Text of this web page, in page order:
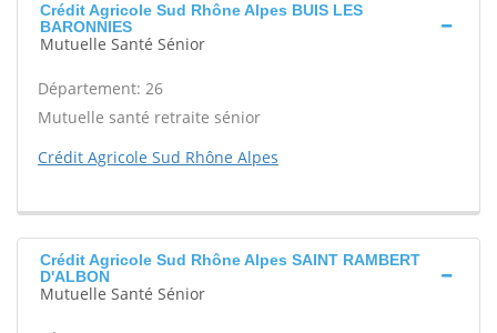
Crédit Agricole Sud Rhône Alpes BUIS LES
BARONNIES
Mutuelle Santé Sénior
Département: 26
Mutuelle santé retraite sénior
Crédit Agricole Sud Rhône Alpes
Crédit Agricole Sud Rhône Alpes SAINT RAMBERT
D'ALBON
Mutuelle Santé Sénior